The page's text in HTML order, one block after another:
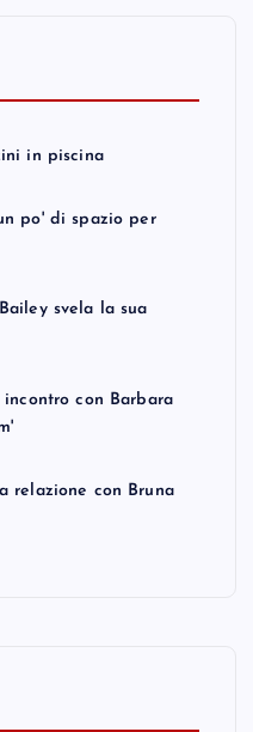
in piscina
po' di spazio per
svela la sua
con Barbara
relazione con Bruna